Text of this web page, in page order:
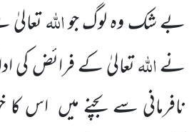
بے شک وہ لوگ جواللہ
نےاللہتعالیٰ کے فرائض کی
نافرمانی سے بچنے میں اس کا